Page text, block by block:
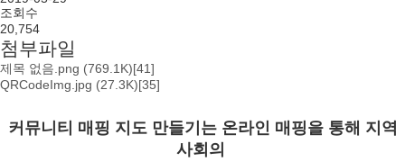
조회수
20,754
첨부파일
제목 없음.png (769.1K)[41]
QRCodeImg.jpg (27.3K)[35]
커뮤니티 매핑 지도 만들기는 온라인 매핑을 통해 지역
사회의